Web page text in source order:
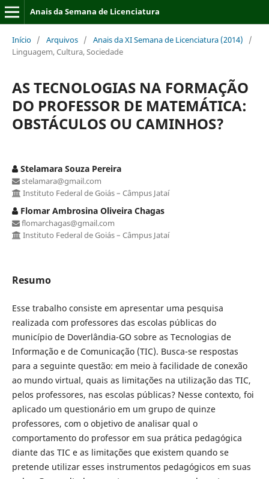
Anais da Semana de Licenciatura
Início / Arquivos / Anais da XI Semana de Licenciatura (2014)
/
Linguagem, Cultura, Sociedade
AS TECNOLOGIAS NA FORMAÇÃO
DO PROFESSOR DE MATEMÁTICA:
OBSTÁCULOS OU CAMINHOS?
Stelamara Souza Pereira
stelamara@gmail.com
Instituto Federal de Goiás – Câmpus Jataí
Flomar Ambrosina Oliveira Chagas
flomarchagas@gmail.com
Instituto Federal de Goiás – Câmpus Jataí
Resumo
Esse trabalho consiste em apresentar uma pesquisa
realizada com professores das escolas públicas do
município de Doverlândia-GO sobre as Tecnologias de
Informação e de Comunicação (TIC). Busca-se respostas
para a seguinte questão: em meio à facilidade de conexão
ao mundo virtual, quais as limitações na utilização das TIC,
pelos professores, nas escolas públicas? Nesse contexto, foi
aplicado um questionário em um grupo de quinze
professores, com o objetivo de analisar qual o
comportamento do professor em sua prática pedagógica
diante das TIC e as limitações que existem quando se
pretende utilizar esses instrumentos pedagógicos em suas